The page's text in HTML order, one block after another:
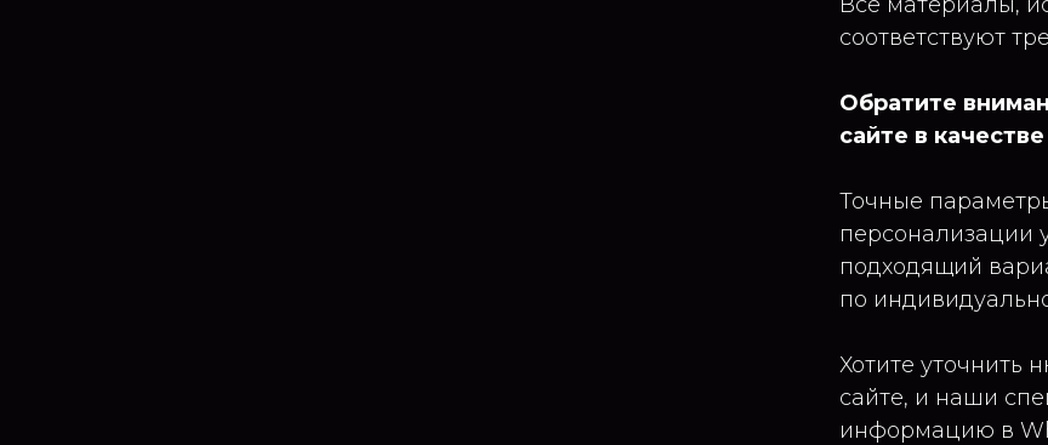
соответствуют
Обратите
сайте в
Точные
персонализации
подходящий
по
Хотите уточнить
сайте, и наши
информацию в